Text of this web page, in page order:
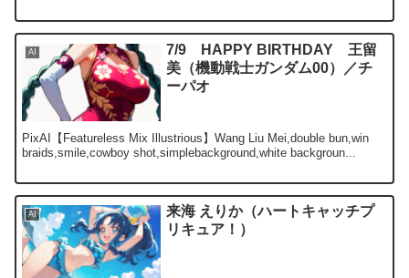
AI
7/9 HAPPY BIRTHDAY 王留
美（機動戦士ガンダム00）／チ
ーパオ
PixAI【Featureless Mix Illustrious】Wang Liu Mei,double bun,win
braids,smile,cowboy shot,simplebackground,white backgroun...
AI
来海 えりか（ハートキャッチプ
リキュア！）